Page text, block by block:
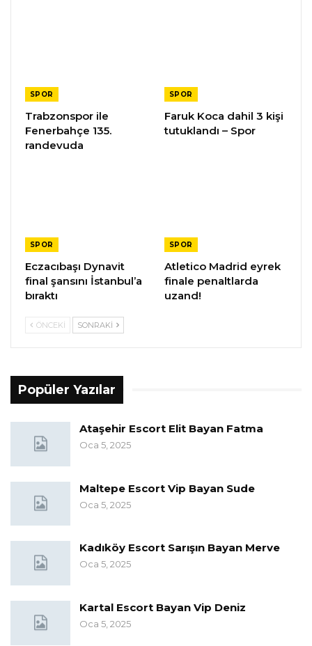
SPOR
Trabzonspor ile
Fenerbahçe 135.
randevuda
SPOR
Faruk Koca dahil 3 kişi
tutuklandı – Spor
SPOR
Eczacıbaşı Dynavit
final şansını İstanbul’a
bıraktı
SPOR
Atletico Madrid eyrek
finale penaltlarda
uzand!
ÖNCEKI SONRAKI
Popüler Yazılar
Ataşehir Escort Elit Bayan Fatma
Oca 5, 2025
Maltepe Escort Vip Bayan Sude
Oca 5, 2025
Kadıköy Escort Sarışın Bayan Merve
Oca 5, 2025
Kartal Escort Bayan Vip Deniz
Oca 5, 2025